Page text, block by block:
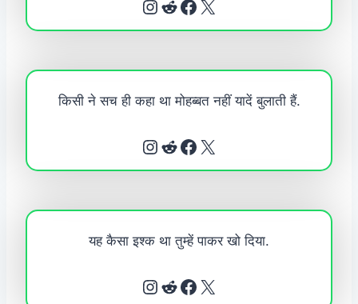
Instagram Reddit Facebook X
किसी ने सच ही कहा था मोहब्बत नहीं यादें बुलाती हैं.
Instagram Reddit Facebook X
यह कैसा इश्क था तुम्हें पाकर खो दिया.
Instagram Reddit Facebook X